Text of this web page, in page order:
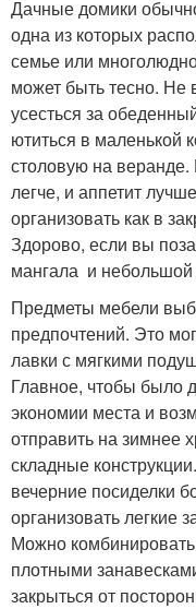
Дачные домики
одна из которых
семье или
может быть тесно. Не
усесться за
ютиться в маленькой
столовую на
легче, и аппетит
организовать как в
Здорово, если вы
мангала и
Предметы мебели
предпочтений. Это
лавки с мягкими
Главное, чтобы было
экономии места и
отправить на зимнее
складные
вечерние посиделки
организовать легкие
Можно
плотными
закрыться от